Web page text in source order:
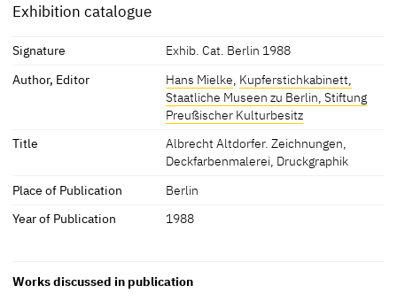
Exhibition catalogue
Signature
Exhib. Cat. Berlin 1988
Author, Editor
Hans Mielke, Kupferstichkabinett,
Staatliche Museen zu Berlin, Stiftung
Preußischer Kulturbesitz
Title
Albrecht Altdorfer. Zeichnungen,
Deckfarbenmalerei, Druckgraphik
Place of Publication
Berlin
Year of Publication
1988
Works discussed in publication